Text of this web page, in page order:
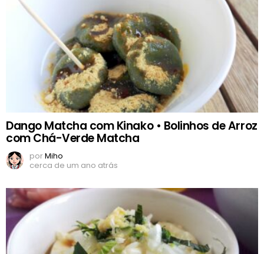
Dango Matcha com Kinako • Bolinhos de Arroz
com Chá-Verde Matcha
porMiho
cerca de um ano atrás